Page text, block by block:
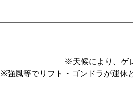
※天候により、ゲ
※強風等でリフト・ゴンドラが運休